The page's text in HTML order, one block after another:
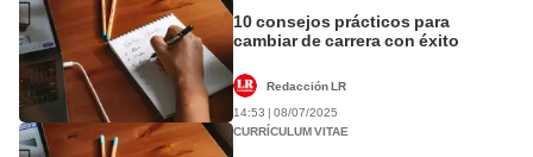
10 consejos prácticos para
cambiar de carrera con éxito
Redacción LR
14:53 | 08/07/2025
CURRÍCULUM VITAE